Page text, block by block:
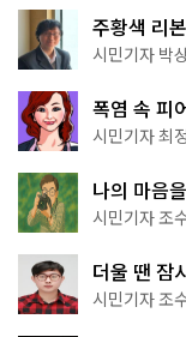
주황색 리
서울둘레길
시민기자 박
폭염 속 피
무 명소
시민기자 최
나의 마음
상작 공개!
시민기자 조
더울 땐 잠
·무더위쉼터
시민기자 조